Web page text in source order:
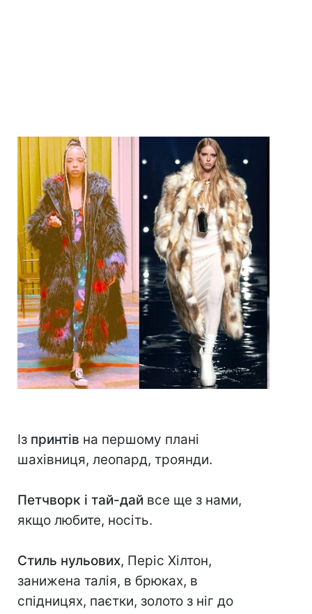
Із принтів на першому плані
шахівниця, леопард, троянди.
Петчворк і тай-дай все ще з нами,
якщо любите, носіть.
Стиль нульових, Періс Хілтон,
занижена талія, в брюках, в
спідницях, паєтки, золото з ніг до